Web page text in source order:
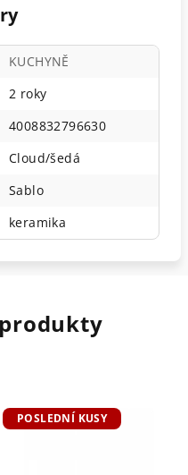
KUCHYNĚ
2 roky
4008832796630
Cloud/šedá
Sablo
keramika
POSLEDNÍ KUSY